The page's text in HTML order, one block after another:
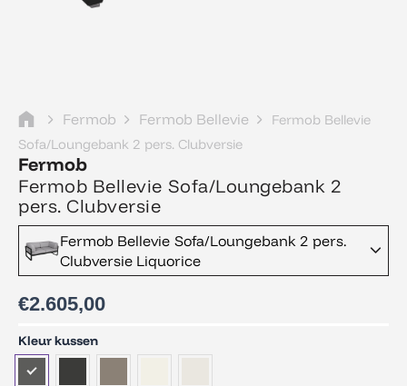
Fermob Fermob Bellevie
Fermob Bellevie
Sofa/Loungebank 2 pers. Clubversie
Fermob
Fermob Bellevie Sofa/Loungebank 2
pers. Clubversie
Fermob Bellevie Sofa/Loungebank 2 pers.
Clubversie Liquorice
€2.605,00
Kleur kussen
Fermob
Bellevie
Sofa/Loungebank